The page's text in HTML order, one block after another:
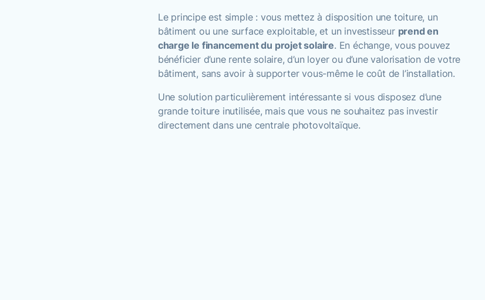
Le principe est simple : vous mettez à disposition une toiture, un
bâtiment ou une surface exploitable, et un investisseur prend en
charge le financement du projet solaire. En échange, vous pouvez
bénéficier d’une rente solaire, d’un loyer ou d’une valorisation de votre
bâtiment, sans avoir à supporter vous-même le coût de l’installation.
Une solution particulièrement intéressante si vous disposez d’une
grande toiture inutilisée, mais que vous ne souhaitez pas investir
directement dans une centrale photovoltaïque.